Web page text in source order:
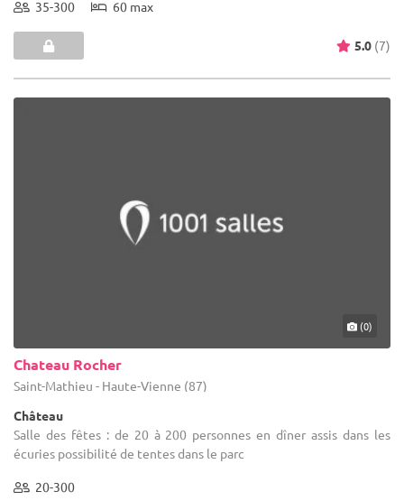
35-300 60 max
5.0 (7)
(0)
Chateau Rocher
Saint-Mathieu - Haute-Vienne (87)
Château
Salle des fêtes : de 20 à 200 personnes en dîner assis dans les
écuries possibilité de tentes dans le parc
20-300